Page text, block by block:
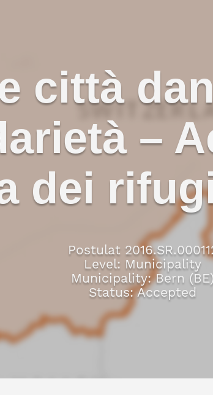
città
–
dei
Postulat
Level: Municipality
Municipality: Bern (BE)
Status: Accepted